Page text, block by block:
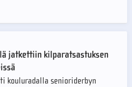
jatkettiin kilparatsastuksen
kouluradalla senioriderbyn